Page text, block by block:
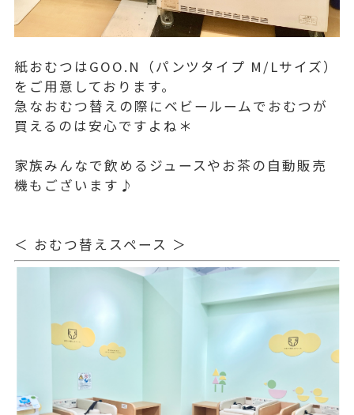
紙おむつはGOO.N（パンツタイプ M/Lサイズ）
をご用意しております。
急なおむつ替えの際にベビールームでおむつが
買えるのは安心ですよね＊
家族みんなで飲めるジュースやお茶の自動販売
機もございます♪
＜ おむつ替えスペース ＞